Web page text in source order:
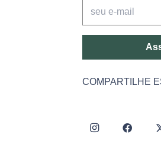
COMPARTILHE